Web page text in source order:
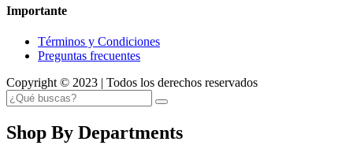
Importante
Términos y Condiciones
Preguntas frecuentes
Copyright © 2023 | Todos los derechos reservados
Shop By Departments